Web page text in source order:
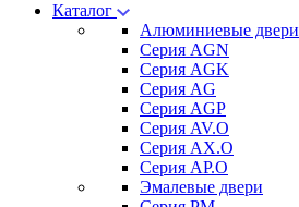
Каталог
Алюминиевые двери
Серия AGN
Серия AGK
Серия AG
Серия AGP
Серия AV.O
Серия AX.O
Серия AP.O
Эмалевые двери